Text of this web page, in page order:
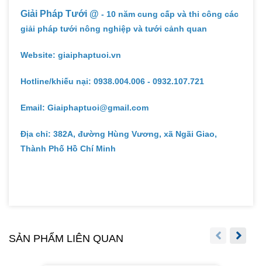
Giải Pháp Tưới @ - 10 năm cung cấp và thi công các
giải pháp tưới nông nghiệp và tưới cảnh quan
Website: giaiphaptuoi.vn
Hotline/khiếu nại: 0938.004.006 - 0932.107.721
Email: Giaiphaptuoi@gmail.com
Địa chỉ: 382A, đường Hùng Vương, xã Ngãi Giao,
Thành Phố Hồ Chí Minh
SẢN PHẨM LIÊN QUAN